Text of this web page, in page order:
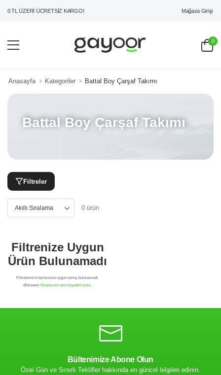
TL ÜZERİ ÜCRETSİZ KARGO! Mağaza Girişi
0
Anasayfa Kategoriler Battal Boy Çarşaf Takımı
Battal Boy Çarşaf Takımı
Filtreler
0 ürün
Bültenimize Abone Olun
Özel Gün ve Sınırlı Teklifler hakkında en güncel bilgileri edinin.